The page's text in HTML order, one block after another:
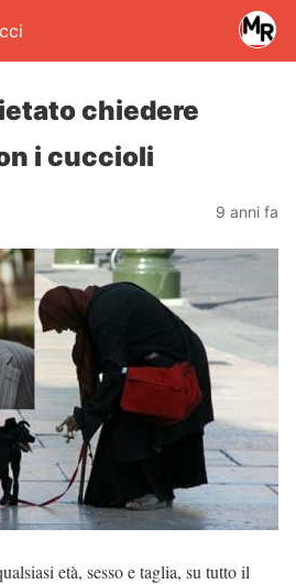
chiedere
i cuccioli
9 anni fa
età, sesso e taglia, su tutto il